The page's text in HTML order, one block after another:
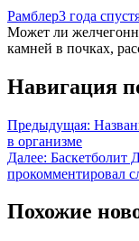
Рамблер3 года
Может ли
камней в почках,
Навигация
Предыдущая:
в организме
Далее: Баскетболит
прокомментировал
Похожие